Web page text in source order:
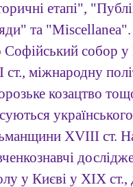
етапі",
та
Софійський собор у
ст., міжнародну
козацтво
XVIII ст.
у Києві у XIX ст.,